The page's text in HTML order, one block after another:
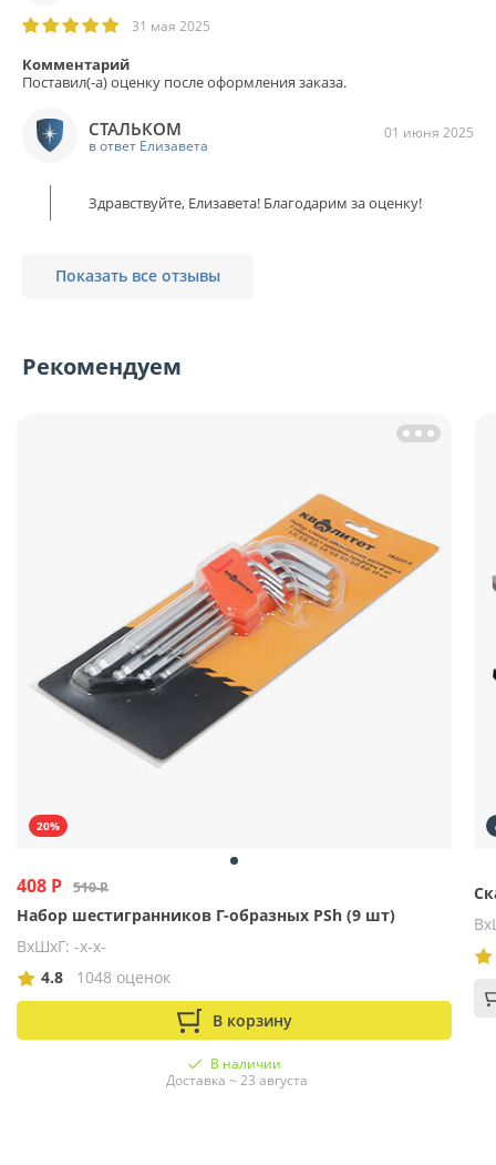
31 мая 2025
Комментарий
Поставил(-а) оценку после оформления заказа.
01 июня 2025
СТАЛЬКОМ
в ответ Елизавета
Здравствуйте, Елизавета! Благодарим за оценку!
Показать все отзывы
Рекомендуем
20%
408 Р 510 Р
Набор шестигранников Г-образных PSh (9 шт)
ВхШхГ: -x-x-
4.8
1048 оценок
В корзину
В наличии
Доставка ~ 23 августа